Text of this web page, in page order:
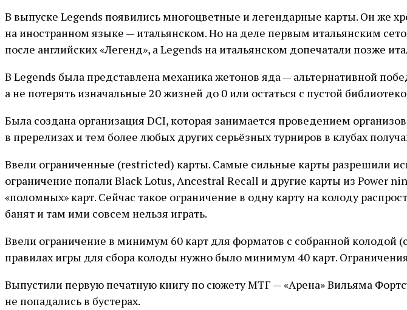
В выпуске Legends появились многоцветные и легендарные карты. Он же
на иностранном языке — итальянском. Но на деле первым итальянским
после английских «Легенд», а Legends на итальянском допечатали позже
В Legends была представлена механика жетонов яда — альтернативной
а не потерять изначальные 20 жизней до 0 или остаться с пустой
Была создана организация DCI, которая занимается проведением
в пререлизах и тем более любых других серьёзных турниров в клубах
Ввели ограниченные (restricted) карты. Самые сильные карты разрешили
ограничение попали Black Lotus, Ancestral Recall и другие карты из Power
«поломных» карт. Сейчас такое ограничение в одну карту на колоду
банят и там ими совсем нельзя играть.
Ввели ограничение в минимум 60 карт для форматов с собранной
правилах игры для сбора колоды нужно было минимум 40 карт.
Выпустили первую печатную книгу по сюжету МТГ — «Арена» Вильяма
не попадались в бустерах.